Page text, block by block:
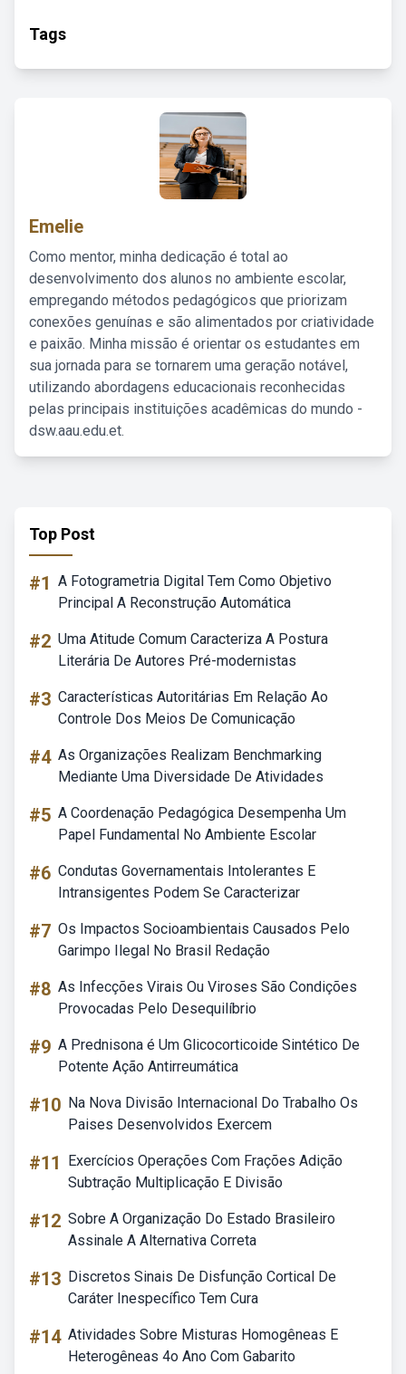
Tags
Emelie
Como mentor, minha dedicação é total ao
desenvolvimento dos alunos no ambiente escolar,
empregando métodos pedagógicos que priorizam
conexões genuínas e são alimentados por criatividade
e paixão. Minha missão é orientar os estudantes em
sua jornada para se tornarem uma geração notável,
utilizando abordagens educacionais reconhecidas
pelas principais instituições acadêmicas do mundo -
dsw.aau.edu.et.
Top Post
#1 A Fotogrametria Digital Tem Como Objetivo
Principal A Reconstrução Automática
#2 Uma Atitude Comum Caracteriza A Postura
Literária De Autores Pré-modernistas
#3 Características Autoritárias Em Relação Ao
Controle Dos Meios De Comunicação
#4 As Organizações Realizam Benchmarking
Mediante Uma Diversidade De Atividades
#5 A Coordenação Pedagógica Desempenha Um
Papel Fundamental No Ambiente Escolar
#6 Condutas Governamentais Intolerantes E
Intransigentes Podem Se Caracterizar
#7 Os Impactos Socioambientais Causados Pelo
Garimpo Ilegal No Brasil Redação
#8 As Infecções Virais Ou Viroses São Condições
Provocadas Pelo Desequilíbrio
#9 A Prednisona é Um Glicocorticoide Sintético De
Potente Ação Antirreumática
#10 Na Nova Divisão Internacional Do Trabalho Os
Paises Desenvolvidos Exercem
#11
Exercícios Operações Com Frações Adição
Subtração Multiplicação E Divisão
#12 Sobre A Organização Do Estado Brasileiro
Assinale A Alternativa Correta
#13 Discretos Sinais De Disfunção Cortical De
Caráter Inespecífico Tem Cura
#14 Atividades Sobre Misturas Homogêneas E
Heterogêneas 4o Ano Com Gabarito